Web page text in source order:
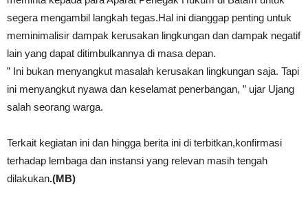
segera mengambil langkah tegas.Hal ini dianggap penting untuk
meminimalisir dampak kerusakan lingkungan dan dampak negatif
lain yang dapat ditimbulkannya di masa depan.
” Ini bukan menyangkut masalah kerusakan lingkungan saja. Tapi
ini menyangkut nyawa dan keselamat penerbangan, ” ujar Ujang
salah seorang warga.
Terkait kegiatan ini dan hingga berita ini di terbitkan,konfirmasi
terhadap lembaga dan instansi yang relevan masih tengah
dilakukan.(MB)